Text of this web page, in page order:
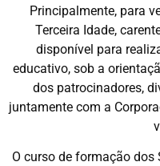
Principalmente, para
Terceira Idade,
disponível para
educativo, sob a
dos patrocinadores,
juntamente com a
O curso de formação dos